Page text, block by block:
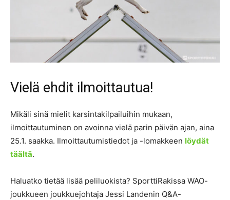
Vielä ehdit ilmoittautua!
Mikäli sinä mielit karsintakilpailuihin mukaan,
ilmoittautuminen on avoinna vielä parin päivän ajan, aina
25.1. saakka. Ilmoittautumistiedot ja -lomakkeen löydät
täältä.
Haluatko tietää lisää peliluokista? SporttiRakissa WAO-
joukkueen joukkuejohtaja Jessi Landenin Q&A-